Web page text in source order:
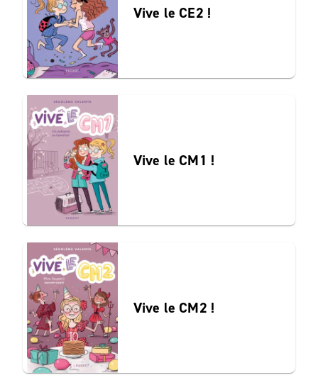
Vive le CE2 !
Vive le CM1 !
Vive le CM2 !